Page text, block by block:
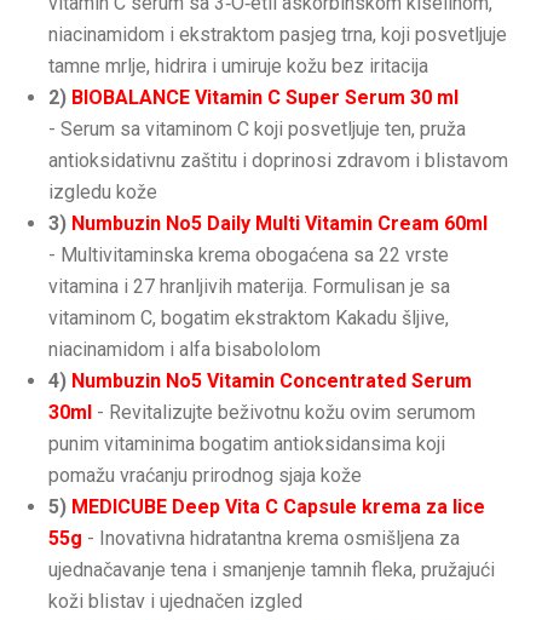
niacinamidom i ekstraktom pasjeg trna, koji posvetljuje
tamne mrlje, hidrira i umiruje kožu bez iritacija
2) BIOBALANCE Vitamin C Super Serum 30 ml
- Serum sa vitaminom C koji posvetljuje ten, pruža
antioksidativnu zaštitu i doprinosi zdravom i blistavom
izgledu kože
3) Numbuzin No5 Daily Multi Vitamin Cream 60ml
- Multivitaminska krema obogaćena sa 22 vrste
vitamina i 27 hranljivih materija. Formulisan je sa
vitaminom C, bogatim ekstraktom Kakadu šljive,
niacinamidom i alfa bisabololom
4) Numbuzin No5 Vitamin Concentrated Serum
30ml - Revitalizujte beživotnu kožu ovim serumom
punim vitaminima bogatim antioksidansima koji
pomažu vraćanju prirodnog sjaja kože
5) MEDICUBE Deep Vita C Capsule krema za lice
55g - Inovativna hidratantna krema osmišljena za
ujednačavanje tena i smanjenje tamnih fleka, pružajući
koži blistav i ujednačen izgled